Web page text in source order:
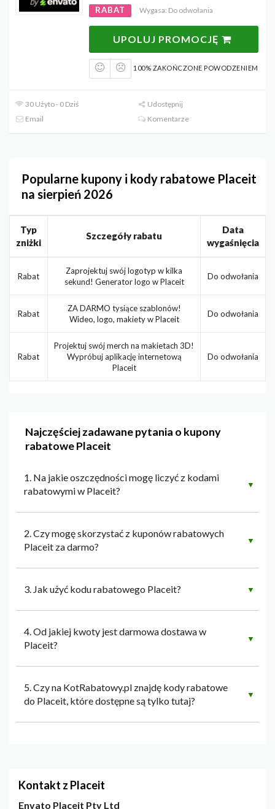
RABAT Wygasa: Do odwołania
UPOLUJ PROMOCJĘ
100% ZAKOŃCZONE POWODZENIEM
30 Użyto - 0 Dziś
Udostępnij
Email
Komentarze
Popularne kupony i kody rabatowe Placeit
na sierpień 2026
Typ
zniżki
Szczegóły rabatu
Data
wygaśnięcia
Rabat
Zaprojektuj swój logotyp w kilka
sekund! Generator logo w Placeit
Do odwołania
Rabat
ZA DARMO tysiące szablonów!
Wideo, logo, makiety w Placeit
Do odwołania
Rabat
Projektuj swój merch na makietach 3D!
Wypróbuj aplikację internetową
Placeit
Do odwołania
Najczęściej zadawane pytania o kupony
rabatowe Placeit
1. Na jakie oszczędności mogę liczyć z kodami
rabatowymi w Placeit?
▼
2. Czy mogę skorzystać z kuponów rabatowych
Placeit za darmo?
▼
3. Jak użyć kodu rabatowego Placeit? ▼
4. Od jakiej kwoty jest darmowa dostawa w
Placeit?
▼
5. Czy na KotRabatowy.pl znajdę kody rabatowe
do Placeit, które dostępne są tylko tutaj?
▼
Kontakt z Placeit
Envato Placeit Pty Ltd